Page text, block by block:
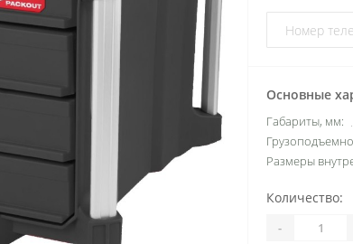
Основные
Габариты, мм:
Размеры
Количество:
-